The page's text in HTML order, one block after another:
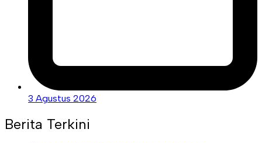
3 Agustus 2026
Berita Terkini